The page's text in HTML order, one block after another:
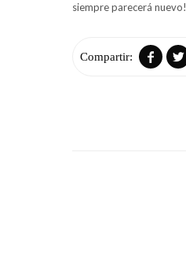
siempre parecerá nuevo!
 